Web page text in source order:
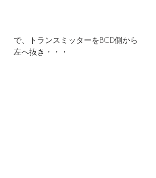
で、トランスミッターをBCD側から
左へ抜き・・・